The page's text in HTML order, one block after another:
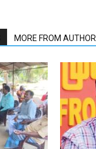
MORE FROM AUTHOR